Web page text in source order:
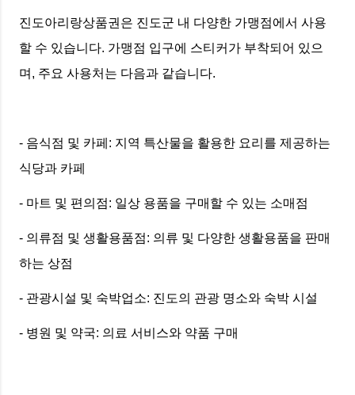
진도아리랑상품권은 진도군 내 다양한 가맹점에서 사용
할 수 있습니다. 가맹점 입구에 스티커가 부착되어 있으
며, 주요 사용처는 다음과 같습니다.
- 음식점 및 카페: 지역 특산물을 활용한 요리를 제공하는
식당과 카페
- 마트 및 편의점: 일상 용품을 구매할 수 있는 소매점
- 의류점 및 생활용품점: 의류 및 다양한 생활용품을 판매
하는 상점
- 관광시설 및 숙박업소: 진도의 관광 명소와 숙박 시설
- 병원 및 약국: 의료 서비스와 약품 구매